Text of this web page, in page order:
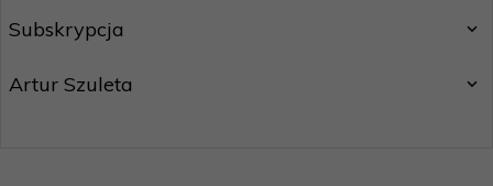
Subskrypcja
Artur Szuleta